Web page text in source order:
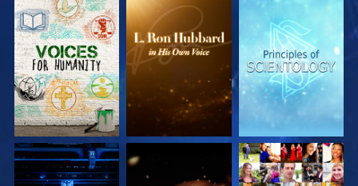
UTFORSKA
SERIEN
UTFORSKA
SERIEN
UTFORSKA
SERIEN